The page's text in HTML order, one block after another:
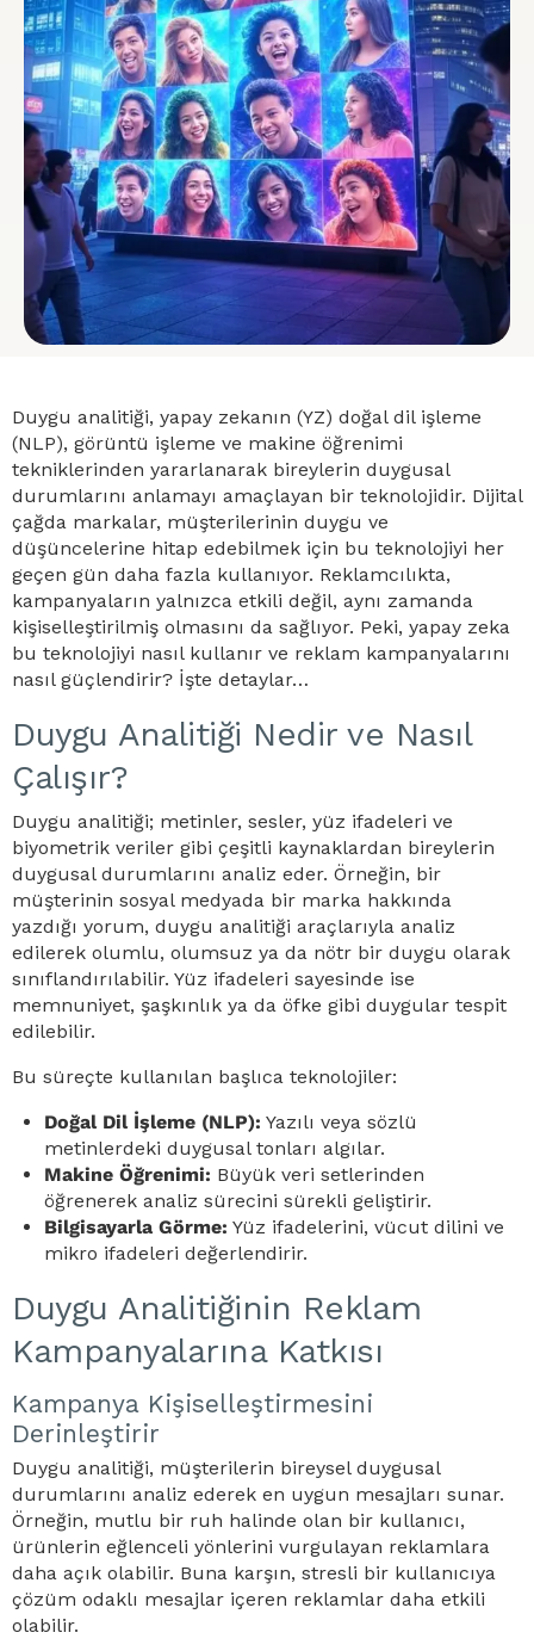
Duygu analitiği, yapay zekanın (YZ) doğal dil işleme
(NLP), görüntü işleme ve makine öğrenimi
tekniklerinden yararlanarak bireylerin duygusal
durumlarını anlamayı amaçlayan bir teknolojidir. Dijital
çağda markalar, müşterilerinin duygu ve
düşüncelerine hitap edebilmek için bu teknolojiyi her
geçen gün daha fazla kullanıyor. Reklamcılıkta,
kampanyaların yalnızca etkili değil, aynı zamanda
kişiselleştirilmiş olmasını da sağlıyor. Peki, yapay zeka
bu teknolojiyi nasıl kullanır ve reklam kampanyalarını
nasıl güçlendirir? İşte detaylar…
Duygu Analitiği Nedir ve Nasıl
Çalışır?
Duygu analitiği; metinler, sesler, yüz ifadeleri ve
biyometrik veriler gibi çeşitli kaynaklardan bireylerin
duygusal durumlarını analiz eder. Örneğin, bir
müşterinin sosyal medyada bir marka hakkında
yazdığı yorum, duygu analitiği araçlarıyla analiz
edilerek olumlu, olumsuz ya da nötr bir duygu olarak
sınıflandırılabilir. Yüz ifadeleri sayesinde ise
memnuniyet, şaşkınlık ya da öfke gibi duygular tespit
edilebilir.
Bu süreçte kullanılan başlıca teknolojiler:
Doğal Dil İşleme (NLP): Yazılı veya sözlü
metinlerdeki duygusal tonları algılar.
Makine Öğrenimi: Büyük veri setlerinden
öğrenerek analiz sürecini sürekli geliştirir.
Bilgisayarla Görme: Yüz ifadelerini, vücut dilini ve
mikro ifadeleri değerlendirir.
Duygu Analitiğinin Reklam
Kampanyalarına Katkısı
Kampanya Kişiselleştirmesini
Derinleştirir
Duygu analitiği, müşterilerin bireysel duygusal
durumlarını analiz ederek en uygun mesajları sunar.
Örneğin, mutlu bir ruh halinde olan bir kullanıcı,
ürünlerin eğlenceli yönlerini vurgulayan reklamlara
daha açık olabilir. Buna karşın, stresli bir kullanıcıya
çözüm odaklı mesajlar içeren reklamlar daha etkili
olabilir.